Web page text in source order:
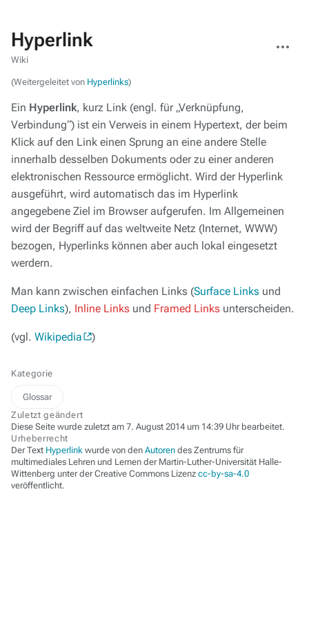
Hyperlink
Wiki
Aktionen
(Weitergeleitet von Hyperlinks)
Ein Hyperlink, kurz Link (engl. für „Verknüpfung,
Verbindung“) ist ein Verweis in einem Hypertext, der beim
Klick auf den Link einen Sprung an eine andere Stelle
innerhalb desselben Dokuments oder zu einer anderen
elektronischen Ressource ermöglicht. Wird der Hyperlink
ausgeführt, wird automatisch das im Hyperlink
angegebene Ziel im Browser aufgerufen. Im Allgemeinen
wird der Begriff auf das weltweite Netz (Internet, WWW)
bezogen, Hyperlinks können aber auch lokal eingesetzt
werdern.
Man kann zwischen einfachen Links (Surface Links und
Deep Links), Inline Links und Framed Links unterscheiden.
(vgl. Wikipedia )
Kategorie
Glossar
Zuletzt geändert
Diese Seite wurde zuletzt am 7. August 2014 um 14:39 Uhr bearbeitet.
Urheberrecht
Der Text Hyperlink wurde von den Autoren des Zentrums für
multimediales Lehren und Lernen der Martin-Luther-Universität Halle-
Wittenberg unter der Creative Commons Lizenz cc-by-sa-4.0
veröffentlicht.